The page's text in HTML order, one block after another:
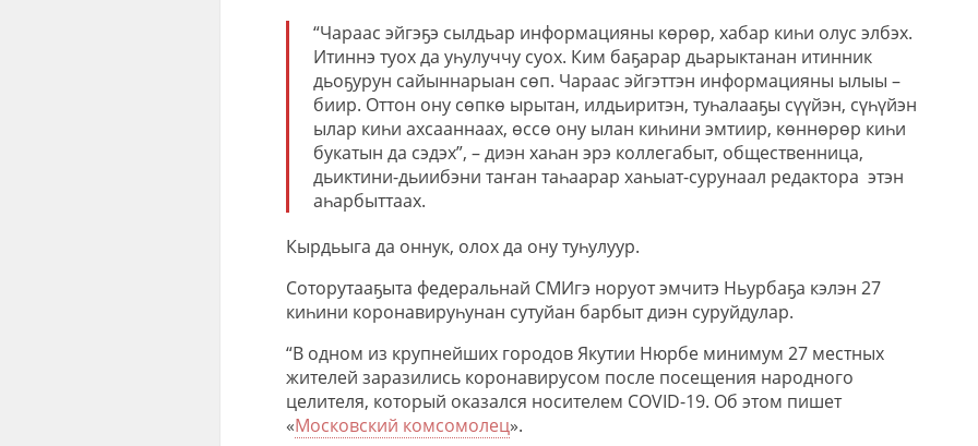
“Чараас эйгэҕэ сылдьар информацияны көрөр, хабар киһи олус элбэх.
Итиннэ туох да уһулуччу суох. Ким баҕарар дьарыктанан итинник
дьоҕурун сайыннарыан сөп. Чараас эйгэттэн информацияны ылыы –
биир. Оттон ону сөпкө ырытан, илдьиритэн, туһалааҕы сүүйэн, сүһүйэн
ылар киһи ахсааннаах, өссө ону ылан киһини эмтиир, көннөрөр киһи
букатын да сэдэх”, – диэн хаһан эрэ коллегабыт, общественница,
дьиктини-дьиибэни таҥан таһаарар хаһыат-сурунаал редактора этэн
аһарбыттаах.
Кырдьыга да оннук, олох да ону туһулуур.
Соторутааҕыта федеральнай СМИгэ норуот эмчитэ Ньурбаҕа кэлэн 27
киһини коронавируһунан сутуйан барбыт диэн суруйдулар.
“В одном из крупнейших городов Якутии Нюрбе минимум 27 местных
жителей заразились коронавирусом после посещения народного
целителя, который оказался носителем COVID-19. Об этом пишет
«Московский комсомолец».